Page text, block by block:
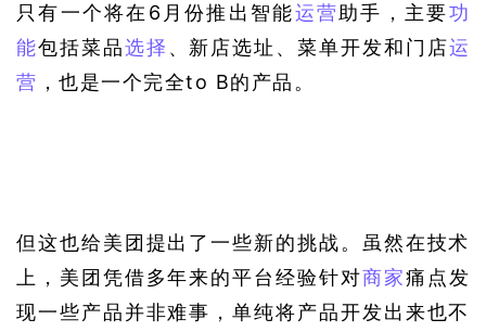
只有一个将在6月份推出智能运营助手，主要功
能包括菜品选择 、新店选址、菜单开发和门店运
营 ，也是一个完全to B的产品。
但这也给美团提出了一些新的挑战。虽然在技术
上，美团凭借多年来的平台经验针对商家痛点发
现一些产品并非难事，单纯将产品开发出来也不